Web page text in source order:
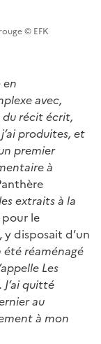
© EFK
en
avec,
du récit écrit,
produites, et
premier
à
extraits à la
pour le
disposait d’un
été réaménagé
Les
quitté
au
à mon